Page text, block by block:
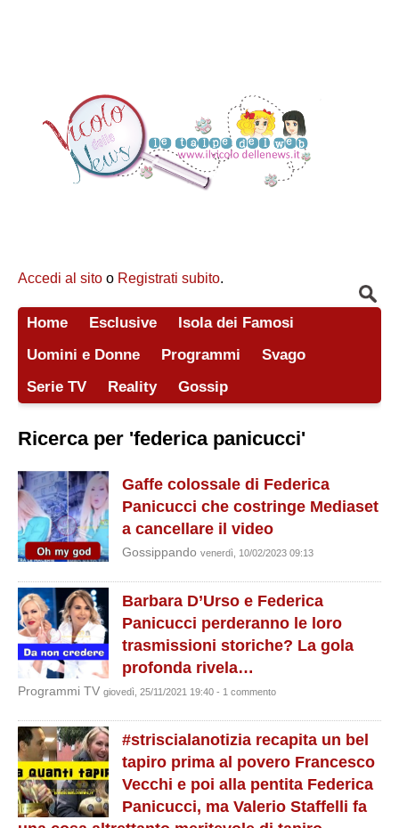
Accedi al sito o Registrati subito.
Home Esclusive
Isola dei Famosi
Uomini e Donne
Programmi
Svago
Serie TV
Reality Gossip
Ricerca per 'federica panicucci'
Gaffe colossale di Federica
Panicucci che costringe Mediaset
a cancellare il video
Gossippando venerdì, 10/02/2023 09:13
Barbara D’Urso e Federica
Panicucci perderanno le loro
trasmissioni storiche? La gola
profonda rivela…
Programmi TV giovedì, 25/11/2021 19:40 - 1 commento
#striscialanotizia recapita un bel
tapiro prima al povero Francesco
Vecchi e poi alla pentita Federica
Panicucci, ma Valerio Staffelli fa